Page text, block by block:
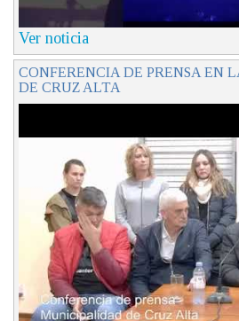
Ver noticia
CONFERENCIA DE PRENSA EN
DE CRUZ ALTA